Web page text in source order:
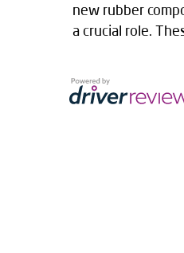
new rubber
a crucial role.